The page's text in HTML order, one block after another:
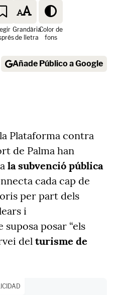
Grandària
de lletra
Color de
fons
Añade Público a Google
Plataforma contra
de Palma han
la subvenció pública
cada cap de
per part dels
i
suposa posar “els
del turisme de